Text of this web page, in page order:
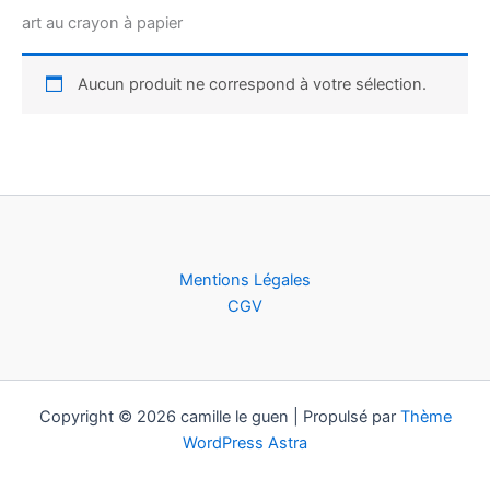
art au crayon à papier
Aucun produit ne correspond à votre sélection.
Mentions Légales
CGV
Copyright © 2026 camille le guen | Propulsé par Thème
WordPress Astra